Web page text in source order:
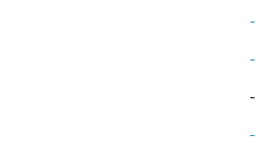
-
-
-
-